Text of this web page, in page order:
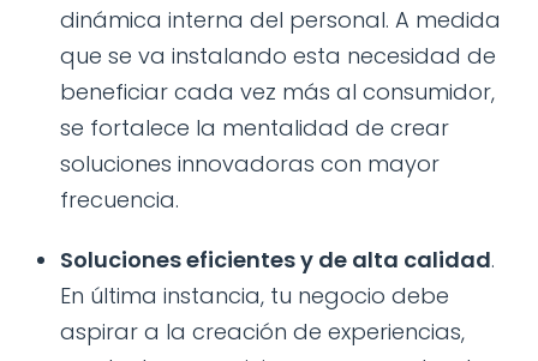
dinámica interna del personal. A medida
que se va instalando esta necesidad de
beneficiar cada vez más al consumidor,
se fortalece la mentalidad de crear
soluciones innovadoras con mayor
frecuencia.
Soluciones eficientes y de alta calidad.
En última instancia, tu negocio debe
aspirar a la creación de experiencias,